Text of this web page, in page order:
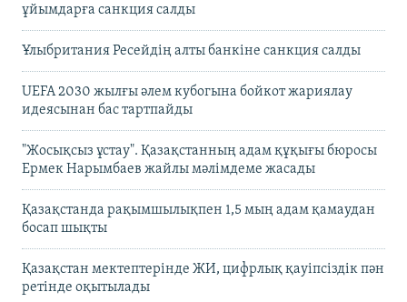
ұйымдарға санкция салды
Ұлыбритания Ресейдің алты банкіне санкция салды
UEFA 2030 жылғы әлем кубогына бойкот жариялау
идеясынан бас тартпайды
"Жосықсыз ұстау". Қазақстанның адам құқығы бюросы
Ермек Нарымбаев жайлы мәлімдеме жасады
Қазақстанда рақымшылықпен 1,5 мың адам қамаудан
босап шықты
Қазақстан мектептерінде ЖИ, цифрлық қауіпсіздік пән
ретінде оқытылады